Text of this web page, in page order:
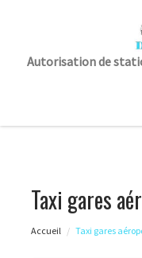
Autorisation de
Taxi gares
Accueil Taxi gares